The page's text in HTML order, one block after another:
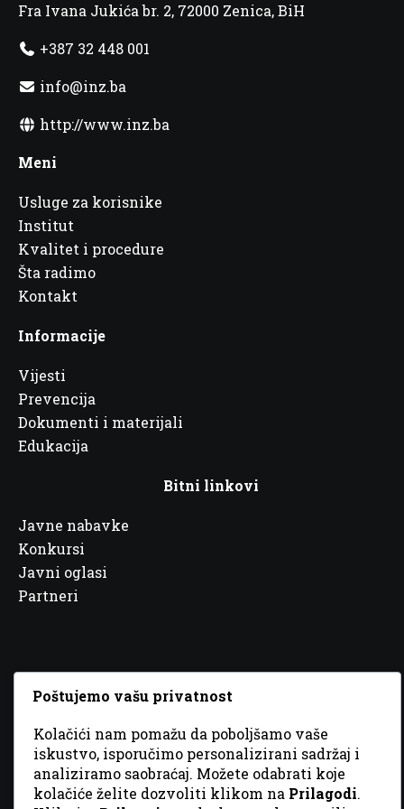
Fra Ivana Jukića br. 2, 72000 Zenica, BiH
+387 32 448 001
info@inz.ba
http://www.inz.ba
Meni
Usluge za korisnike
Institut
Kvalitet i procedure
Šta radimo
Kontakt
Informacije
Vijesti
Prevencija
Dokumenti i materijali
Edukacija
Bitni linkovi
Javne nabavke
Konkursi
Javni oglasi
Partneri
© 2026 Sva prava zadržana. Dizajn
Poštujemo vašu privatnost
Kolačići nam pomažu da poboljšamo vaše
iskustvo, isporučimo personalizirani sadržaj i
analiziramo saobraćaj. Možete odabrati koje
kolačiće želite dozvoliti klikom na Prilagodi.